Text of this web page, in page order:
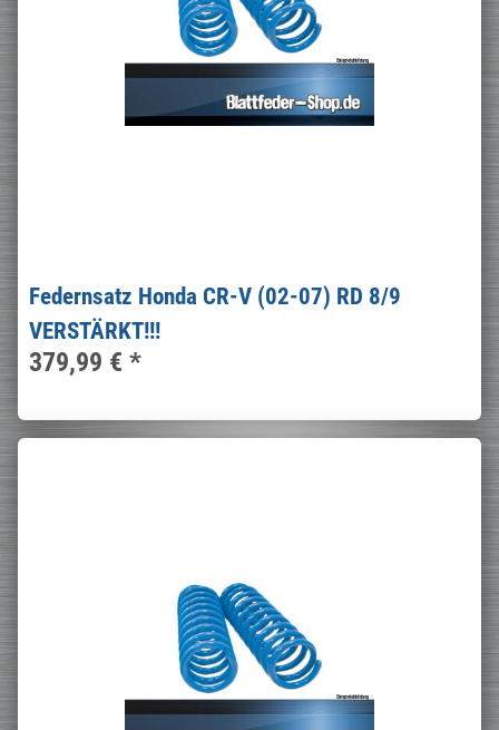
Federnsatz Honda CR-V (02-07) RD 8/9
VERSTÄRKT!!!
379,99 € *